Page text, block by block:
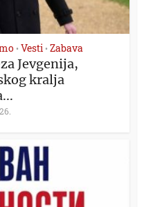
• Vesti • Zabava
Jevgenija,
kralja